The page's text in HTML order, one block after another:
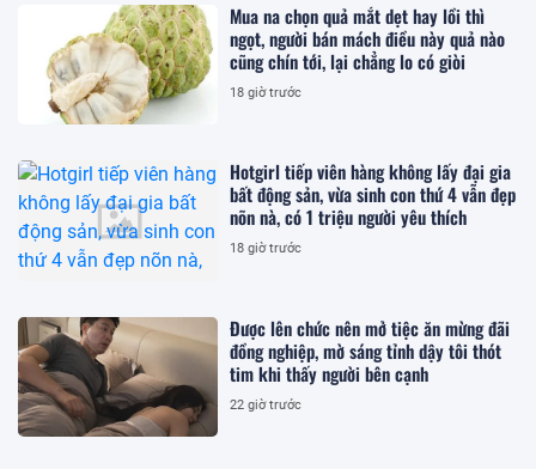
Mua na chọn quả mắt dẹt hay lồi thì
ngọt, người bán mách điều này quả nào
cũng chín tới, lại chẳng lo có giòi
18 giờ trước
Hotgirl tiếp viên hàng không lấy đại gia
bất động sản, vừa sinh con thứ 4 vẫn đẹp
nõn nà, có 1 triệu người yêu thích
18 giờ trước
Được lên chức nên mở tiệc ăn mừng đãi
đồng nghiệp, mờ sáng tỉnh dậy tôi thót
tim khi thấy người bên cạnh
22 giờ trước